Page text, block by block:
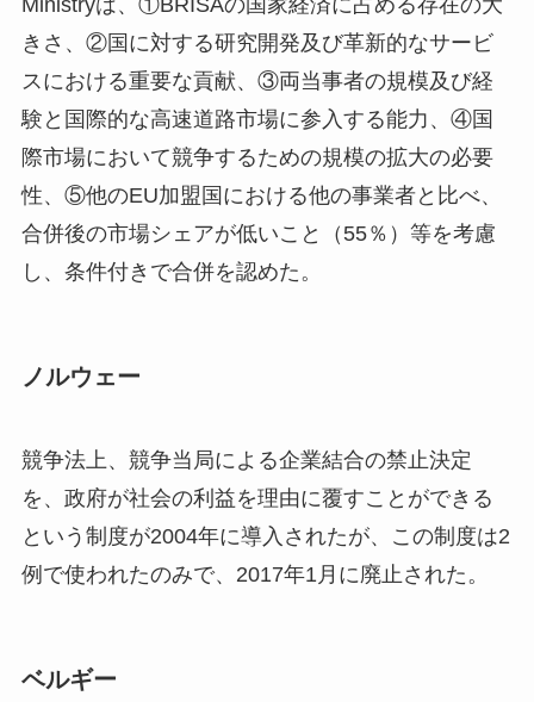
Ministryは、①BRISAの国家経済に占める存在の大
きさ、②国に対する研究開発及び革新的なサービ
スにおける重要な貢献、③両当事者の規模及び経
験と国際的な高速道路市場に参入する能力、④国
際市場において競争するための規模の拡大の必要
性、⑤他のEU加盟国における他の事業者と比べ、
合併後の市場シェアが低いこと（55％）等を考慮
し、条件付きで合併を認めた。
ノルウェー
競争法上、競争当局による企業結合の禁止決定
を、政府が社会の利益を理由に覆すことができる
という制度が2004年に導入されたが、この制度は2
例で使われたのみで、2017年1月に廃止された。
ベルギー